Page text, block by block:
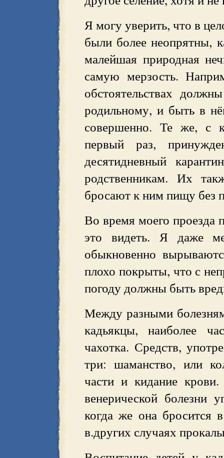
Я могу уверить, что в
были более неопрятны,
малейшая природная
самую мерзость.
обстоятельствах
родильному, и быть в
совершенно. Те же, с
первый раз,
десятидневный
родственникам. Их
бросают к ним пищу без
Во время моего проезда
это видеть. Я даже
обыкновенно
плохо покрыты, что с
погоду должны быть
Между разными
кадьякцы, наиболее
чахотка. Средств,
три: шаманство, или
части и кидание
венерической болезни
когда же она бросится
в.других случаях